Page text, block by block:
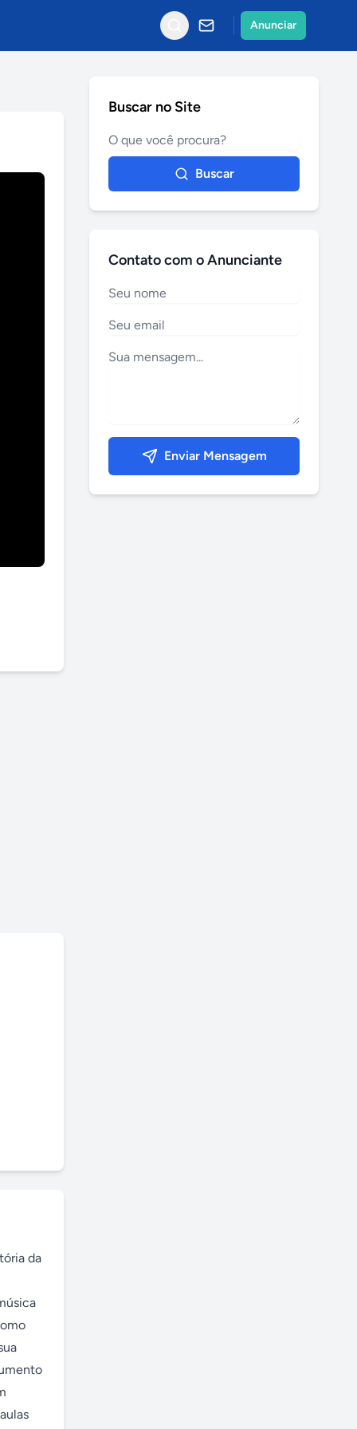
Anunciar
da
Buscar no Site
Buscar
Contato com o Anunciante
Enviar Mensagem